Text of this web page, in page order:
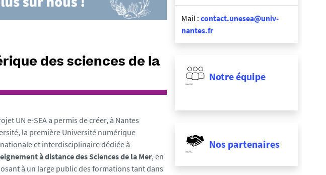
des sciences de la
UN e-SEA a permis de créer, à Nantes
la première Université numérique
et interdisciplinaire dédiée à
à distance des Sciences de la Mer, en
à un large public des formations tant dans
Mail : contact.unesea@univ-
nantes.fr
Notre équipe
Nos partenaires